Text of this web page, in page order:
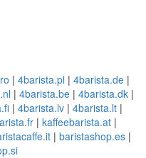
| 4barista.pl | 4barista.de|
| 4barista.be| 4barista.dk|
| 4barista.lv | 4barista.lt |
| kaffeebarista.at|
| baristashop.es|